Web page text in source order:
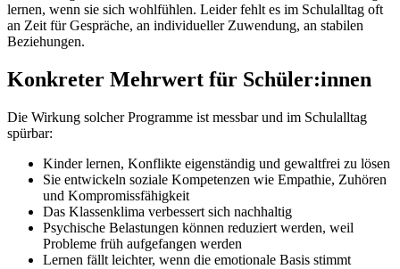
lernen, wenn sie sich wohlfühlen. Leider fehlt es im Schulalltag oft
an Zeit für Gespräche, an individueller Zuwendung, an stabilen
Beziehungen.
Konkreter Mehrwert für Schüler:innen
Die Wirkung solcher Programme ist messbar und im Schulalltag
spürbar:
Kinder lernen, Konflikte eigenständig und gewaltfrei zu lösen
Sie entwickeln soziale Kompetenzen wie Empathie, Zuhören
und Kompromissfähigkeit
Das Klassenklima verbessert sich nachhaltig
Psychische Belastungen können reduziert werden, weil
Probleme früh aufgefangen werden
Lernen fällt leichter, wenn die emotionale Basis stimmt